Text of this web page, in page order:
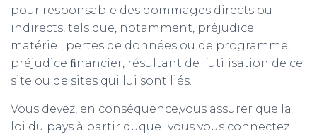
pour responsable des dommages directs ou
indirects, tels que, notamment, préjudice
matériel, pertes de données ou de programme,
préjudice ﬁnancier, résultant de l’utilisation de ce
site ou de sites qui lui sont liés.
Vous devez, en conséquence,vous assurer que la
loi du pays à partir duquel vous vous connectez